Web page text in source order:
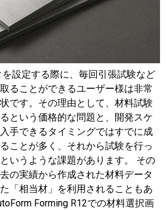
設定する際に、毎回引張試験など
ることができるユーザー様は非常
です。その理由として、材料試験
という価格的な問題と、開発スケ
手できるタイミングではすでに成
ことが多く、それから試験を行っ
いうような課題があります。 その
の実績から作成された材料データ
「相当材」を利用されることもあ
Forming R12での材料選択画